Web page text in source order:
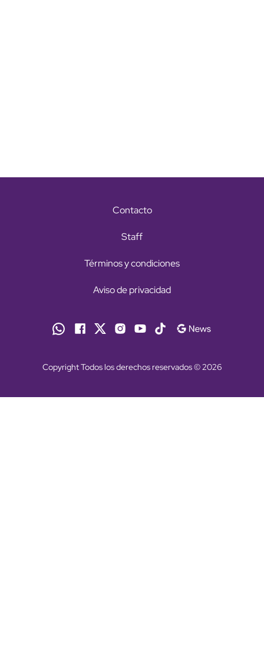
Contacto
Staff
Términos y condiciones
Aviso de privacidad
Copyright Todos los derechos reservados © 2026